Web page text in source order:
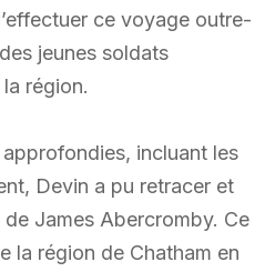
ce voyage outre-
jeunes soldats
région.
incluant les
Devin a pu retracer et
James Abercromby. Ce
la région de Chatham en